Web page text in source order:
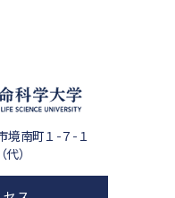
境南町１-７-１
）